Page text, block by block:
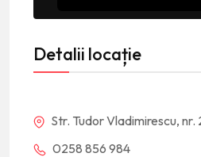
Detalii locație
Str. Tudor Vladimirescu, nr.
0258 856 984